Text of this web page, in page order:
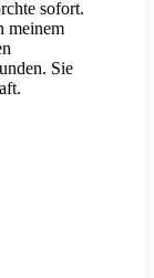
sofort.
meinem
Sie